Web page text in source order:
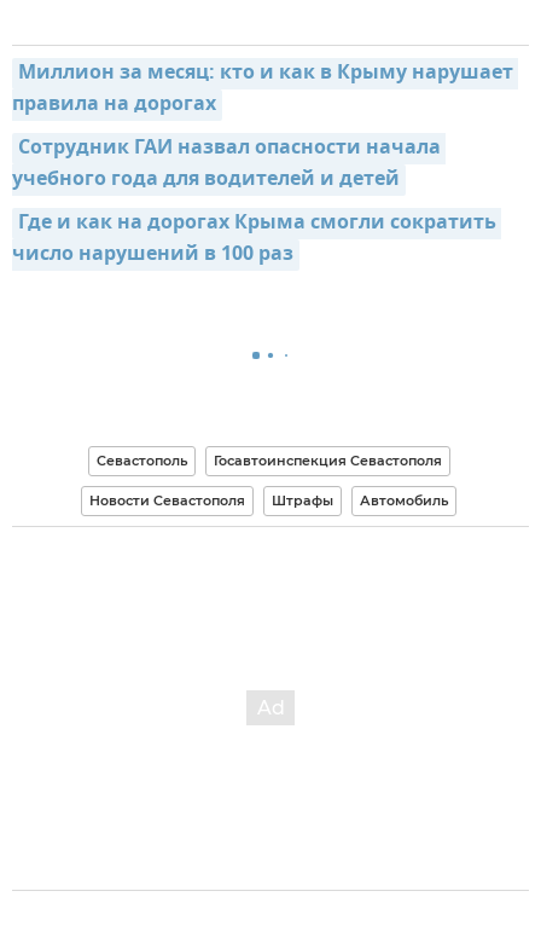
Миллион за месяц: кто и как в Крыму нарушает
правила на дорогах
Сотрудник ГАИ назвал опасности начала
учебного года для водителей и детей
Где и как на дорогах Крыма смогли сократить
число нарушений в 100 раз
Севастополь Госавтоинспекция Севастополя
Новости Севастополя Штрафы Автомобиль